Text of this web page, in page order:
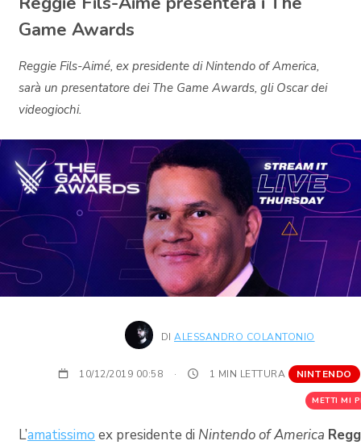
Game Awards
Reggie Fils-Aimé, ex presidente di Nintendo of America,
sarà un presentatore dei The Game Awards, gli Oscar dei
videogiochi.
DI ALESSANDRO COLANTONIO
10/12/2019 00:58 · 1 MIN LETTURA NINTENDO
METTI MI
L’amatissimo ex presidente di Nintendo of America